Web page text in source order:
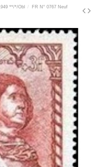
**/*/Obl
FR N° 0767 Neuf